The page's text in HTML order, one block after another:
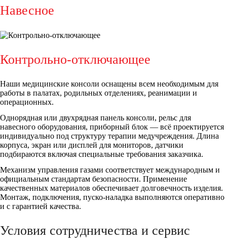
Навесное
Контрольно-отключающее
Наши медицинские консоли оснащены всем необходимым для
работы в палатах, родильных отделениях, реанимации и
операционных.
Однорядная или двухрядная панель консоли, рельс для
навесного оборудования, приборный блок — всё проектируется
индивидуально под структуру терапии медучреждения. Длина
корпуса, экран или дисплей для мониторов, датчики
подбираются включая специальные требования заказчика.
Механизм управления газами соответствует международным и
официальным стандартам безопасности. Применение
качественных материалов обеспечивает долговечность изделия.
Монтаж, подключения, пуско-наладка выполняются оперативно
и с гарантией качества.
Условия сотрудничества и сервис